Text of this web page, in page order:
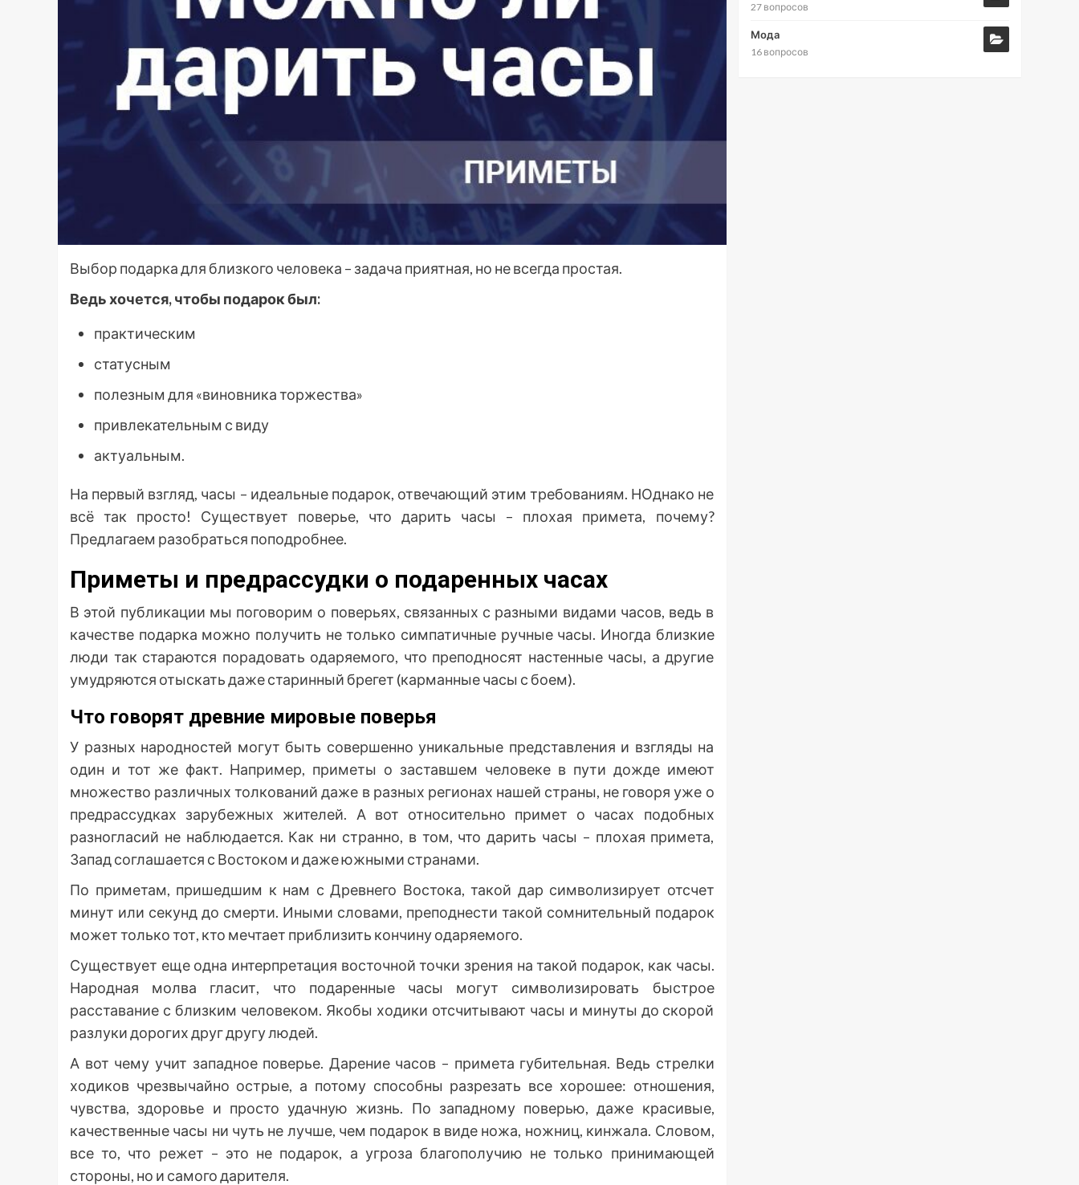
Выбор подарка для близкого человека – задача приятная, но не всегда простая.
Ведь хочется, чтобы подарок был:
практическим
статусным
полезным для «виновника торжества»
привлекательным с виду
актуальным.
На первый взгляд, часы – идеальные подарок, отвечающий этим требованиям. НОднако не
всё так просто! Существует поверье, что дарить часы – плохая примета, почему?
Предлагаем разобраться поподробнее.
Приметы и предрассудки о подаренных часах
В этой публикации мы поговорим о поверьях, связанных с разными видами часов, ведь в
качестве подарка можно получить не только симпатичные ручные часы. Иногда близкие
люди так стараются порадовать одаряемого, что преподносят настенные часы, а другие
умудряются отыскать даже старинный брегет (карманные часы с боем).
Что говорят древние мировые поверья
У разных народностей могут быть совершенно уникальные представления и взгляды на
один и тот же факт. Например, приметы о заставшем человеке в пути дожде имеют
множество различных толкований даже в разных регионах нашей страны, не говоря уже о
предрассудках зарубежных жителей. А вот относительно примет о часах подобных
разногласий не наблюдается. Как ни странно, в том, что дарить часы – плохая примета,
Запад соглашается с Востоком и даже южными странами.
По приметам, пришедшим к нам с Древнего Востока, такой дар символизирует отсчет
минут или секунд до смерти. Иными словами, преподнести такой сомнительный подарок
может только тот, кто мечтает приблизить кончину одаряемого.
Существует еще одна интерпретация восточной точки зрения на такой подарок, как часы.
Народная молва гласит, что подаренные часы могут символизировать быстрое
расставание с близким человеком. Якобы ходики отсчитывают часы и минуты до скорой
разлуки дорогих друг другу людей.
А вот чему учит западное поверье. Дарение часов – примета губительная. Ведь стрелки
ходиков чрезвычайно острые, а потому способны разрезать все хорошее: отношения,
чувства, здоровье и просто удачную жизнь. По западному поверью, даже красивые,
качественные часы ни чуть не лучше, чем подарок в виде ножа, ножниц, кинжала. Словом,
все то, что режет – это не подарок, а угроза благополучию не только принимающей
стороны, но и самого дарителя.
27 вопросов
Мода
16 вопросов